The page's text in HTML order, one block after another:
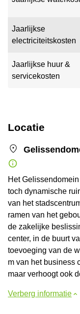
Jaarlijkse
electriciteitskosten
Jaarlijkse huur &
servicekosten
Locatie
Het
toch dynamische
van het
ramen van het
de zakelijke
center, in de buurt
toevoeging van de
m van het business
maar verhoogt ook
Verberg informatie